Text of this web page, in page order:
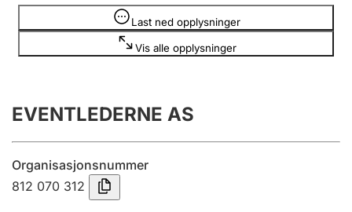
Registrere, endre, slette
Innsending og forsinkelsesgebyr
Tinglysing
Last ned opplysninger
Vis alle opplysninger
Opplysninger er skjult
EVENTLEDERNE AS
Organisasjonsnummer
812 070 312